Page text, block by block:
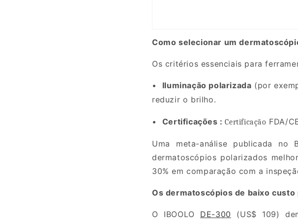
Como selecionar um
Os critérios essenciais para
• Iluminação polarizada (por
reduzir o brilho.
• Certificações :Certificação FDA/
Uma meta-análise publicada no
dermatoscópios polarizados
30%em comparação com a
Os dermatoscópios de baixo
O IBOOLO DE-300 (US$ 109)